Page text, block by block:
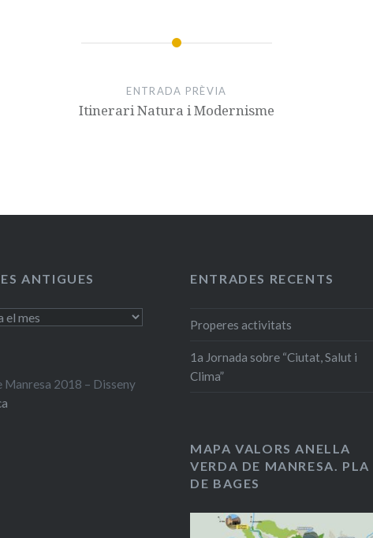
ENTRADA PRÈVIA
Itinerari Natura i Modernisme
ANTIGUES ENTRADES RECENTS
Properes activitats
1a Jornada sobre “Ciutat, Salut i
Clima”
Manresa 2018 – Disseny
MAPA VALORS ANELLA
VERDA DE MANRESA. PLA
DE BAGES